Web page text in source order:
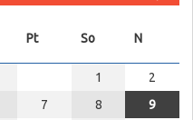
Pt So N
1
2
7 8
9